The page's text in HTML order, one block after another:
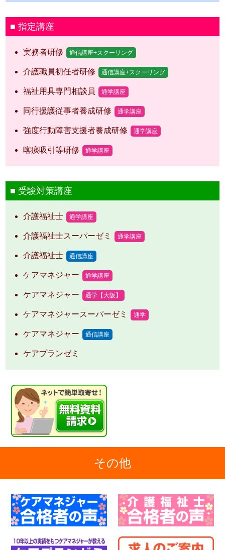
指定講座
実務者研修 通信講座+スクーリング
介護職員初任者研修 通信講座+スクーリング
福祉用具専門相談員 通学講座
同行援護従事者養成研修 通学講座
強度行動障害支援者養成研修 通学講座
喀痰吸引等研修 通学講座
受験対策講座
介護福祉士 通学講座
介護福祉士スーパーゼミ 通学講座
介護福祉士 通信講座
ケアマネジャー 通学講座
ケアマネジャー 通学【大阪】
ケアマネジャースーパーゼミ 通学
ケアマネジャー 通信講座
ケアプランゼミ
その他